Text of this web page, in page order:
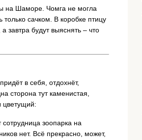
на Шаморе. Чомга не могла
сачком. В коробке птицу
завтра будут выяснять – что
в себя, отдохнёт,
сторона тут каменистая,
цветущий:
зоопарка на
нет. Всё прекрасно, может,